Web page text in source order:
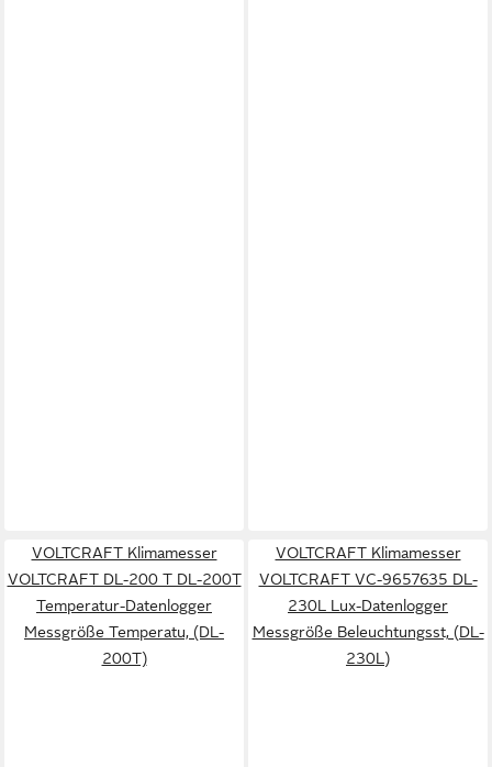
VOLTCRAFT Klimamesser
VOLTCRAFT DL-200 T DL-200T
Temperatur-Datenlogger
Messgröße Temperatu, (DL-
200T)
VOLTCRAFT Klimamesser
VOLTCRAFT VC-9657635 DL-
230L Lux-Datenlogger
Messgröße Beleuchtungsst, (DL-
230L)